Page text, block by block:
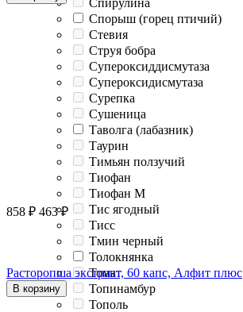
Спорыш (горец птичий)
Стевия
Струя бобра
Супероксиддисмутаза
Супероксидисмутаза
Сурепка
Сушеница
Таволга (лабазник)
Таурин
Тимьян ползучий
Тиофан
Тиофан М
Тис ягодный
Тисс
Тмин черный
Толокнянка
Томат
Топинамбур
Тополь
858 ₽ 463 ₽
Расторопша экстракт, 60 капс, Алфит плюс
В корзину